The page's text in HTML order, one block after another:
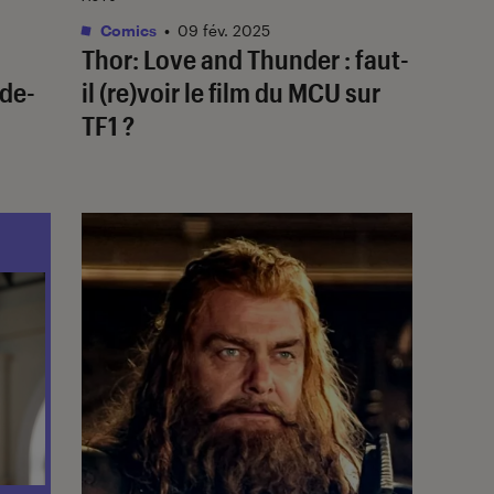
Thor: Love and Thunder: faut-
il (re)voir le film du MCU sur
TF1 ?
Comics • 09 fév. 2025